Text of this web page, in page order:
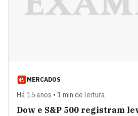
MERCADOS
Há 15 anos • 1 min de leitura
Dow e S&P 500 registram